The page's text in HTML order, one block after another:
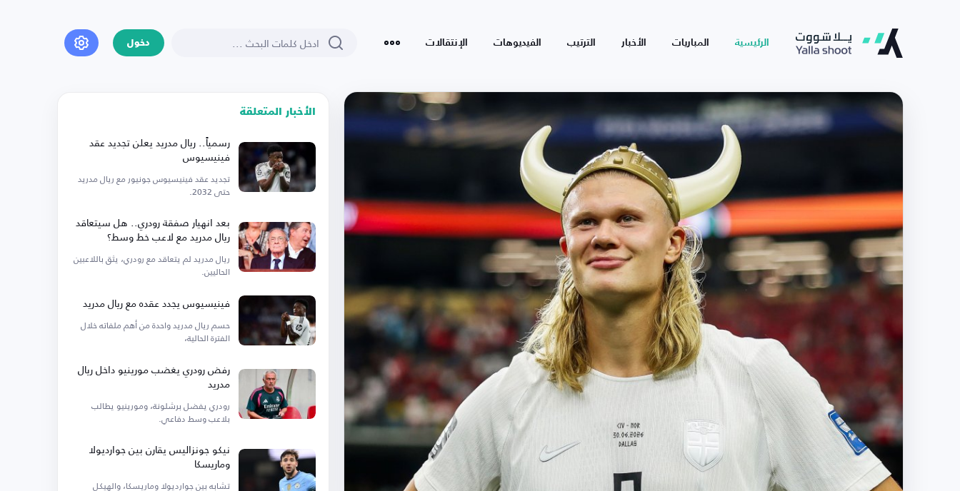
الرئيسية المباريات الأخبار الترتيب الفيديوهات الإنتقالات دخول
الأخبار المتعلقة
رسمياً.. ريال مدريد يعلن تجديد عقد
فينيسيوس
تجديد عقد فينيسيوس جونيور مع ريال مدريد
حتى 2032.
بعد انهيار صفقة رودري.. هل سيتعاقد
ريال مدريد مع لاعب خط وسط؟
ريال مدريد لم يتعاقد مع رودري، يثق باللاعبين
الحاليين.
فينيسيوس يجدد عقده مع ريال مدريد
حسم ريال مدريد واحدة من أهم ملفاته خلال
الفترة الحالية،
رفض رودري يغضب مورينيو داخل ريال
مدريد
رودري يفضل برشلونة، ومورينيو يطالب
بلاعب وسط دفاعي.
نيكو جونزاليس يقارن بين جوارديولا
وماريسكا
تشابه بين جوارديولا وماريسكا، والهيكل